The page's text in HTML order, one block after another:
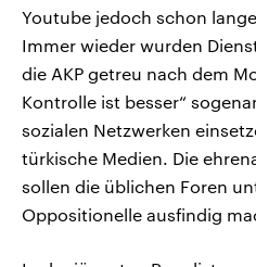
Youtube jedoch schon
Immer wieder wurden
die AKP getreu nach dem
Kontrolle ist besser“
sozialen Netzwerken
türkische Medien. Die
sollen die üblichen Foren
Oppositionelle ausfindig